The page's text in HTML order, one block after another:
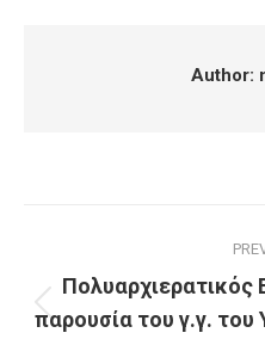
Author:
navigation
Πολυαρχιερατικός
παρουσία του γ.γ. του